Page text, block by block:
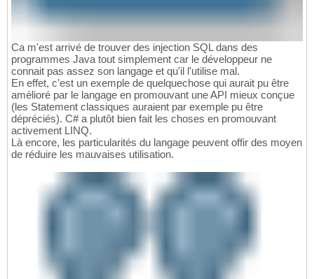
Ca m'est arrivé de trouver des injection SQL dans des
programmes Java tout simplement car le développeur ne
connait pas assez son langage et qu'il l'utilise mal.
En effet, c'est un exemple de quelquechose qui aurait pu être
amélioré par le langage en promouvant une API mieux conçue
(les Statement classiques auraient par exemple pu être
dépréciés). C# a plutôt bien fait les choses en promouvant
activement LINQ.
Là encore, les particularités du langage peuvent offir des moyen
de réduire les mauvaises utilisation.